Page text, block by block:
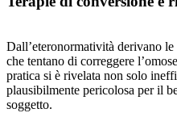
Dall’eteronormatività derivano
che tentano di correggere
pratica si è rivelata non solo
plausibilmente pericolosa per il
soggetto.